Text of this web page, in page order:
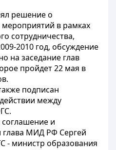
решение о
в рамках
сотрудничества,
2010 год, обсуждение
на заседание глав
пройдет 22 мая в
подписан
между
и
МИД РФ Сергей
- министр образования